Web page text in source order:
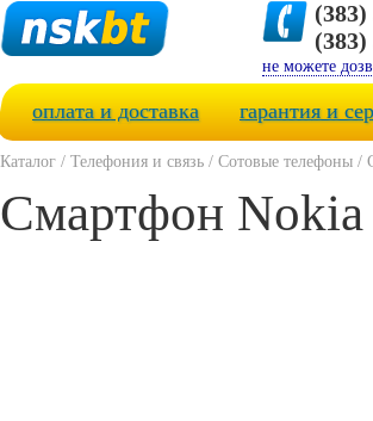
(383)
(383)
не можете
оплата и доставка гарантия и
Каталог / Телефония и связь / Сотовые телефоны /
Смартфон Nokia